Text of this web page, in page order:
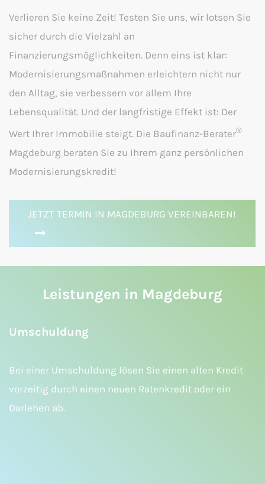
Verlieren Sie keine Zeit! Testen Sie uns, wir lotsen Sie
sicher durch die Vielzahl an
Finanzierungsmöglichkeiten. Denn eins ist klar:
Modernisierungsmaßnahmen erleichtern nicht nur
den Alltag, sie verbessern vor allem Ihre
Lebensqualität. Und der langfristige Effekt ist: Der
Wert Ihrer Immobilie steigt. Die Baufinanz-Berater®
Magdeburg beraten Sie zu Ihrem ganz persönlichen
Modernisierungskredit!
JETZT TERMIN IN MAGDEBURG VEREINBAREN!
Leistungen in Magdeburg
Umschuldung
Bei einer Umschuldung lösen Sie einen alten Kredit
vorzeitig durch einen neuen Ratenkredit oder ein
Darlehen ab.